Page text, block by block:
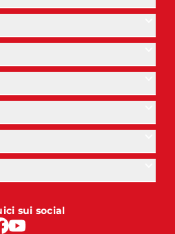
sui social